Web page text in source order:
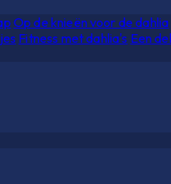
Op de knieën voor de dahlia
Fitness met dahlia's Een